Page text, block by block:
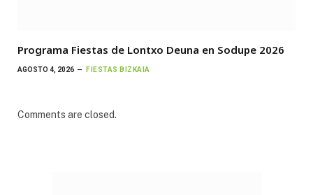
Programa Fiestas de Lontxo Deuna en Sodupe 2026
AGOSTO 4, 2026 FIESTAS BIZKAIA
Comments are closed.